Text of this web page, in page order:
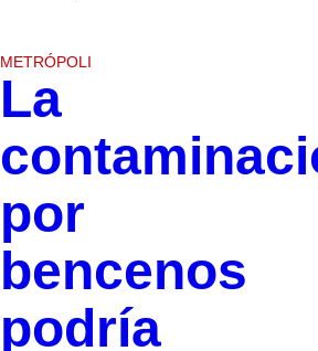
METRÓPOLI
La
por
bencenos
podría